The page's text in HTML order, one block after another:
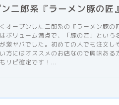
二郎系『ラーメン豚の匠
オープンした二郎系の『ラーメン豚の
ボリューム満点で、「豚の匠」という
激ヤバでした。初めての人でも注文し
方にはオススメのお店なので興味ある
リピ確定です！...